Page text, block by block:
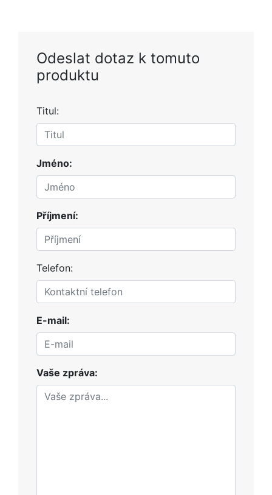
Odeslat dotaz k tomuto
produktu
Titul:
Jméno:
Příjmení:
Telefon:
E-mail:
Vaše zpráva: